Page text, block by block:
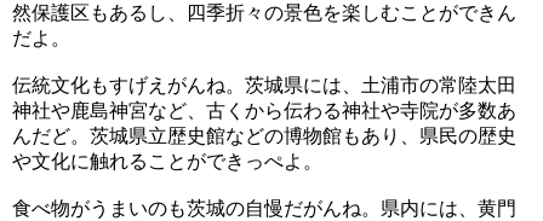
然保護区もあるし、四季折々の景色を楽しむことができん
だよ。
伝統文化もすげえがんね。茨城県には、土浦市の常陸太田
神社や鹿島神宮など、古くから伝わる神社や寺院が多数あ
んだど。茨城県立歴史館などの博物館もあり、県民の歴史
や文化に触れることができっぺよ。
食べ物がうまいのも茨城の自慢だがんね。県内には、黄門